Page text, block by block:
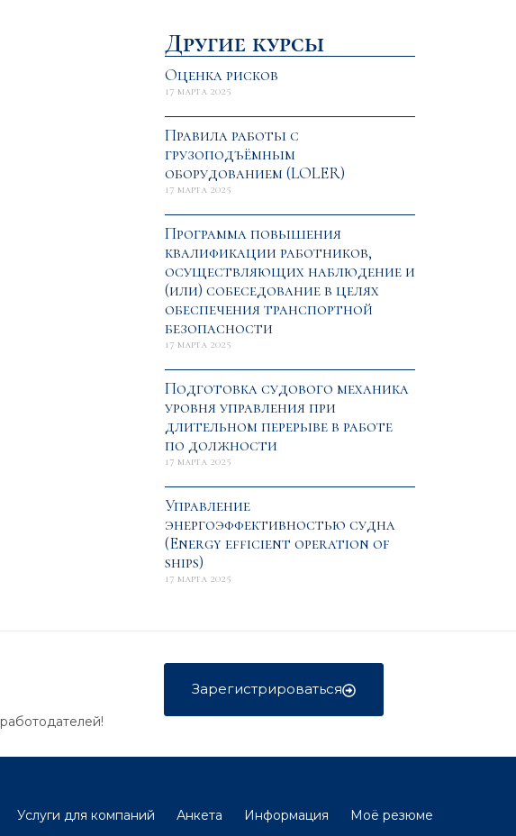
Другие курсы
Оценка рисков
17 марта 2025
Правила работы с
грузоподъёмным
оборудованием (LOLER)
17 марта 2025
Программа повышения
квалификации работников,
осуществляющих наблюдение и
(или) собеседование в целях
обеспечения транспортной
безопасности
17 марта 2025
Подготовка судового механика
уровня управления при
длительном перерыве в работе
по должности
17 марта 2025
Управление
энергоэффективностью судна
(Energy efficient operation of
ships)
17 марта 2025
Зарегистрироваться
Услуги для компаний Анкета Информация
Моё резюме